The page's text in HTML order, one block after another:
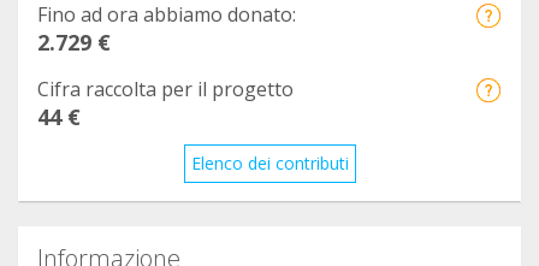
Fino ad ora abbiamo donato:
2.729 €
Cifra raccolta per il progetto
44 €
Elenco dei contributi
Informazione